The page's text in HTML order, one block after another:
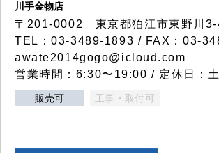
川手金物店
〒201-0002 東京都狛江市東野川
TEL：03-3489-1893 / FAX：03-
awate2014gogo@icloud.com
営業時間：6:30〜19:00 / 定休日：
販売可 工事・取付可